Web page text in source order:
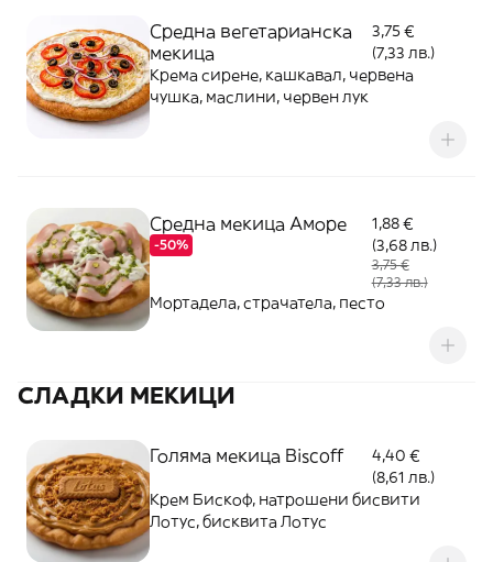
Средна вегетарианска
мекица
3,75 €
(7,33 лв.)
Крема сирене, кашкавал, червена
чушка, маслини, червен лук
Средна мекица Аморе
-50%
1,88 €
(3,68 лв.)
3,75 €
(7,33 лв.)
Мортадела, страчатела, песто
СЛАДКИ МЕКИЦИ
Голяма мекица Biscoff
4,40 €
(8,61 лв.)
Крем Бискоф, натрошени бисвити
Лотус, бисквита Лотус